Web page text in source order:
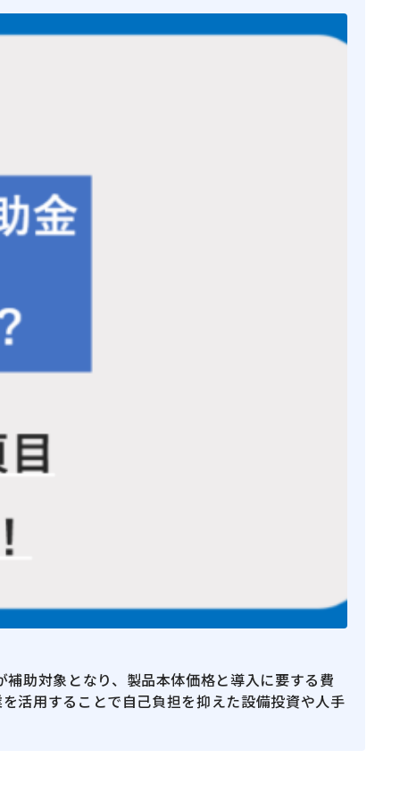
助対象となり、製品本体価格と導入に要する費
活用することで自己負担を抑えた設備投資や人手